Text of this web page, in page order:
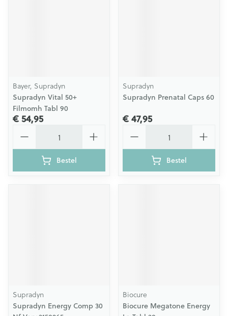
Bayer, Supradyn
Supradyn Vital 50+
Filmomh Tabl 90
€ 54,95
Bestel
Supradyn
Supradyn Prenatal Caps 60
€ 47,95
Bestel
Supradyn
Supradyn Energy Comp 30
Biocure
Biocure Megatone Energy